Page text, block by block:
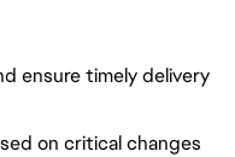
ensure timely delivery
on critical changes